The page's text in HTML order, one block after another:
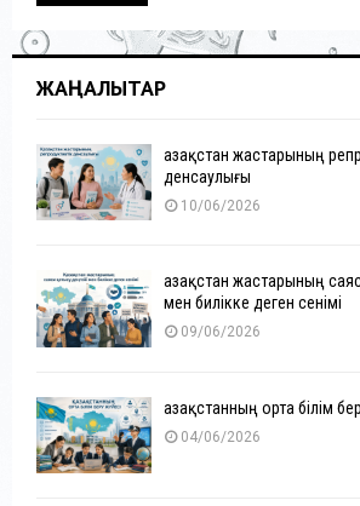
ЖАҢАЛЫҚТАР
Қазақстан жастарының
денсаулығы
10/06/2026
Қазақстан жастарының
мен билікке деген сенімі
09/06/2026
Қазақстанның орта білім
04/06/2026